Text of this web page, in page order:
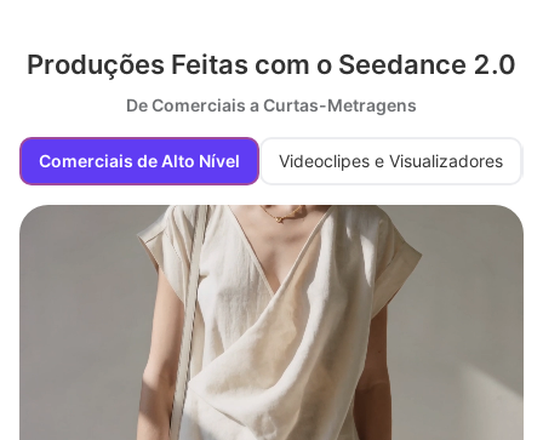
Produções Feitas com o Seedance 2.0
De Comerciais a Curtas-Metragens
Comerciais de Alto Nível Videoclipes e Visualizadores